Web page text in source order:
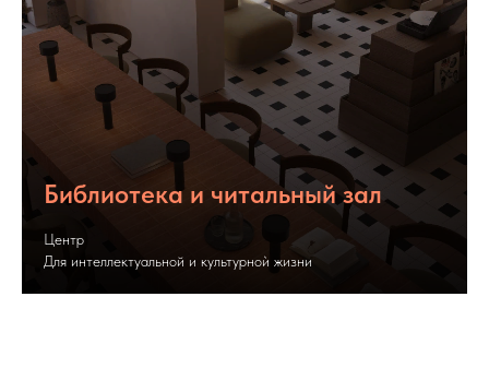
Библиотека и читальный зал
Центр
Для интеллектуальной и культурноѝ жизни